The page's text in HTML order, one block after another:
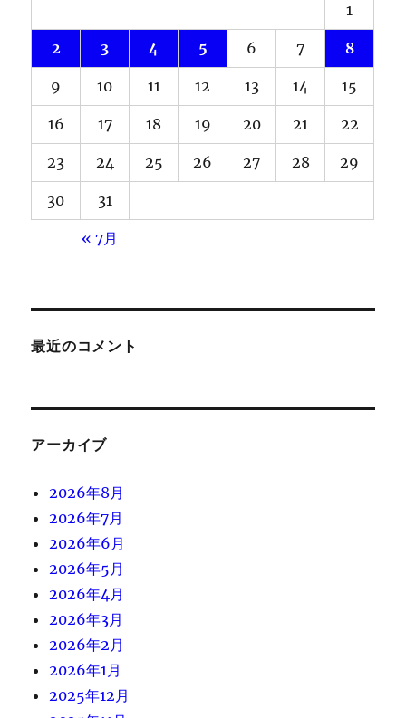
1
2 3 4 5 6 7 8
9 10 11 12 13 14 15
16 17 18 19 20 21 22
23 24 25 26 27 28 29
30 31
« 7月
最近のコメント
アーカイブ
2026年8月
2026年7月
2026年6月
2026年5月
2026年4月
2026年3月
2026年2月
2026年1月
2025年12月